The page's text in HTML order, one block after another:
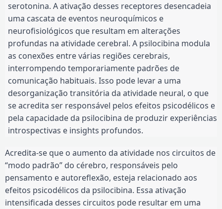
serotonina. A ativação desses receptores desencadeia
uma cascata de eventos neuroquímicos e
neurofisiológicos que resultam em alterações
profundas na atividade cerebral. A psilocibina modula
as conexões entre várias regiões cerebrais,
interrompendo temporariamente padrões de
comunicação habituais. Isso pode levar a uma
desorganização transitória da atividade neural, o que
se acredita ser responsável pelos efeitos psicodélicos e
pela capacidade da psilocibina de produzir experiências
introspectivas e insights profundos.
Acredita-se que o aumento da atividade nos circuitos de
“modo padrão” do cérebro, responsáveis pelo
pensamento e autoreflexão, esteja relacionado aos
efeitos psicodélicos da psilocibina. Essa ativação
intensificada desses circuitos pode resultar em uma